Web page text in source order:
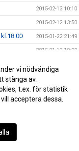
2015-02-13 10:10
2015-02-12 13:50
2015-01-22 21:49
2015-01-13 10:00
2014-12-11 15:34
vi nödvändiga
stänga av.
t.ex. för statistik
acceptera dessa.